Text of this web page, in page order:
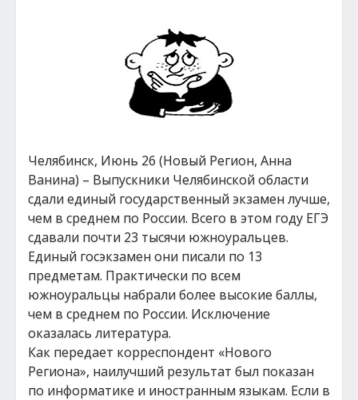
Челябинск, Июнь 26 (Новый Регион, Анна
Ванина) – Выпускники Челябинской области
сдали единый государственный экзамен лучше,
чем в среднем по России. Всего в этом году ЕГЭ
сдавали почти 23 тысячи южноуральцев.
Единый госэкзамен они писали по 13
предметам. Практически по всем
южноуральцы набрали более высокие баллы,
чем в среднем по России. Исключение
оказалась литература.
Как передает корреспондент «Нового
Региона», наилучший результат был показан
по информатике и иностранным языкам. Если в